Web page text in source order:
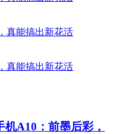
A10：前墨后彩，